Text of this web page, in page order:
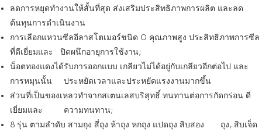
ลดการหยุดทำงานให้สั้นที่สุด ส่งเสริมประสิทธิภาพการผลิต และลด
ต้นทุนการดำเนินงาน
การเลือกแหวนซีลอีลาสโตเมอร์ชนิด O คุณภาพสูง ประสิทธิภาพการซีล
ที่ดีเยี่ยมและ ปิดผนึกอายุการใช้งาน;
น็อตทองแดงได้รับการออกแบบ เกลียวไม่ได้อยู่กับเกลียวอีกต่อไป และ
การหมุนนั้น ประหยัดเวลาและประหยัดแรงงานมากขึ้น
ส่วนที่เป็นของเหลวทำจากสเตนเลสบริสุทธิ์ ทนทานต่อการกัดกร่อน ดี
เยี่ยมและ ความทนทาน;
8 รุ่น ตามลำดับ สามถุง สี่ถุง ห้าถุง หกถุง แปดถุง สิบสอง ถุง, สิบเจ็ด